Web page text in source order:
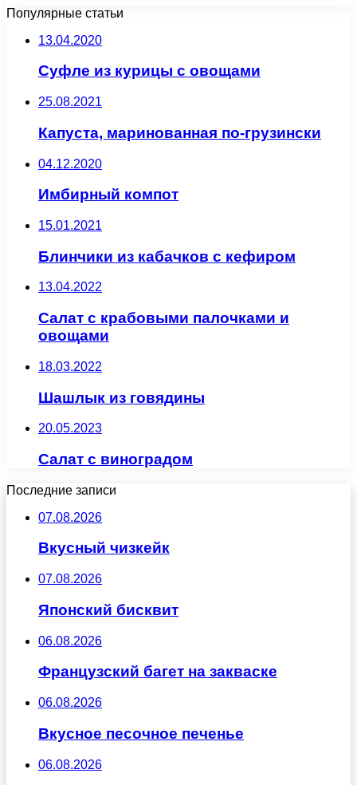
Популярные статьи
13.04.2020
Суфле из курицы с овощами
25.08.2021
Капуста, маринованная по-грузински
04.12.2020
Имбирный компот
15.01.2021
Блинчики из кабачков с кефиром
13.04.2022
Салат с крабовыми палочками и
овощами
18.03.2022
Шашлык из говядины
20.05.2023
Салат с виноградом
Последние записи
07.08.2026
Вкусный чизкейк
07.08.2026
Японский бисквит
06.08.2026
Французский багет на закваске
06.08.2026
Вкусное песочное печенье
06.08.2026